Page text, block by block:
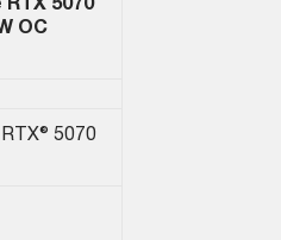
RTX 5070
OC
5070